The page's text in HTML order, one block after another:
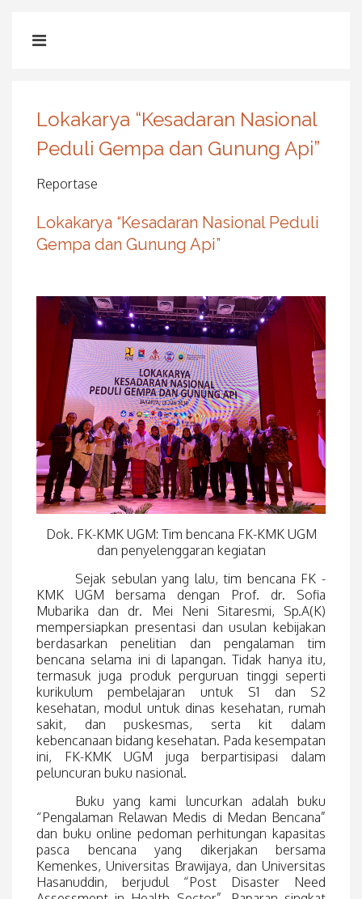
Lokakarya “Kesadaran Nasional
Peduli Gempa dan Gunung Api”
Reportase
Lokakarya “Kesadaran Nasional Peduli
Gempa dan Gunung Api”
Dok. FK-KMK UGM: Tim bencana FK-KMK UGM
dan penyelenggaran kegiatan
Sejak sebulan yang lalu, tim bencana FK -
KMK UGM bersama dengan Prof. dr. Sofia
Mubarika dan dr. Mei Neni Sitaresmi, Sp.A(K)
mempersiapkan presentasi dan usulan kebijakan
berdasarkan penelitian dan pengalaman tim
bencana selama ini di lapangan. Tidak hanya itu,
termasuk juga produk perguruan tinggi seperti
kurikulum pembelajaran untuk S1 dan S2
kesehatan, modul untuk dinas kesehatan, rumah
sakit, dan puskesmas, serta kit dalam
kebencanaan bidang kesehatan. Pada kesempatan
ini, FK-KMK UGM juga berpartisipasi dalam
peluncuran buku nasional.
Buku yang kami luncurkan adalah buku
“Pengalaman Relawan Medis di Medan Bencana”
dan buku online pedoman perhitungan kapasitas
pasca bencana yang dikerjakan bersama
Kemenkes, Universitas Brawijaya, dan Universitas
Hasanuddin, berjudul “Post Disaster Need